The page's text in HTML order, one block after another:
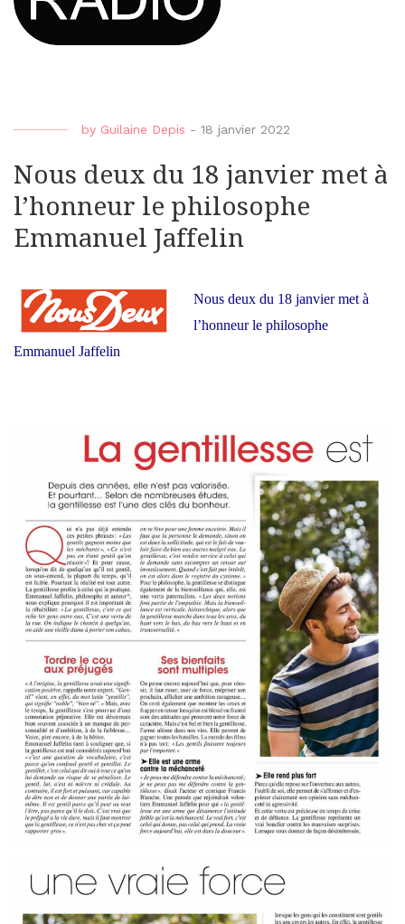
by Guilaine Depis - 18 janvier 2022
Nous deux du 18 janvier met à
l’honneur le philosophe
Emmanuel Jaffelin
Nous deux du 18 janvier met à
l’honneur le philosophe
Emmanuel Jaffelin